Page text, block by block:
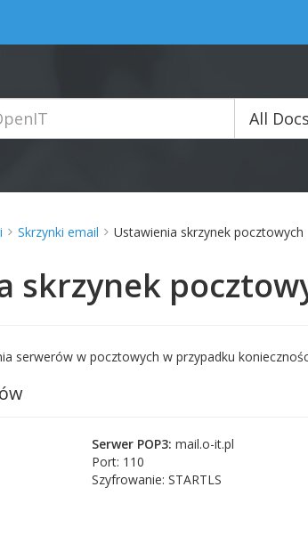
All Docs
Skrzynki email Ustawienia skrzynek pocztowych
skrzynek
serwerów w pocztowych w przypadku
Serwer POP3: mail.o-it.pl
Port: 110
Szyfrowanie: STARTLS